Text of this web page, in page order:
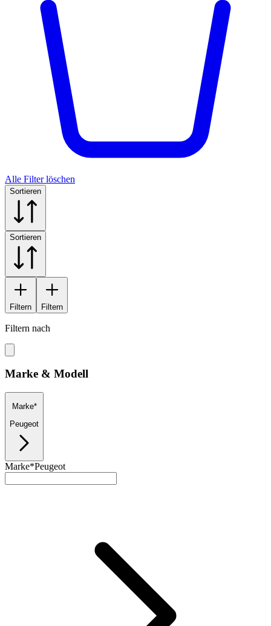
Alle Filter löschen
Sortieren
Sortieren
Filtern Filtern
Filtern nach
Marke & Modell
Marke*
Peugeot
Marke*Peugeot